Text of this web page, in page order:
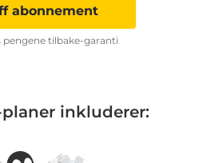
abonnement
pengene tilbake-garanti
inkluderer: